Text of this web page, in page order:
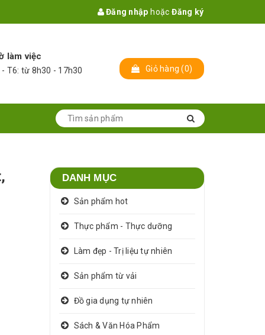
Đăng nhập hoặc Đăng ký
làm việc
- T6: từ 8h30 - 17h30 Giỏ hàng (0)
DANH MỤC
Sản phẩm hot
Thực phẩm - Thực dưỡng
Làm đẹp - Trị liệu tự nhiên
Sản phẩm từ vải
Đồ gia dụng tự nhiên
Sách & Văn Hóa Phẩm